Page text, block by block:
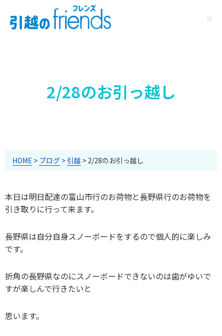
2/28のお引っ越し
HOME > ブログ > 引越 > 2/28のお引っ越し
本日は明日配達の富山市行のお荷物と長野県行のお荷物を
引き取りに行って来ます。
長野県は自分自身スノーボードをするので個人的に楽しみ
です。
折角の長野県なのにスノーボードできないのは歯がゆいで
すが楽しんで行きたいと
思います。